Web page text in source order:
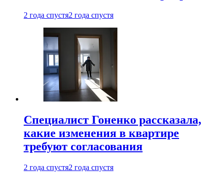
2 года спустя2 года спустя
Специалист Гоненко рассказала,
какие изменения в квартире
требуют согласования
2 года спустя2 года спустя